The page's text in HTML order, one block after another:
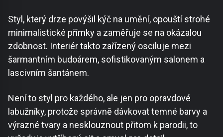
Styl, který drze povýšil kýč na umění, opouští strohé
minimalistické přímky a zaměřuje se na okázalou
zdobnost. Interiér takto zařízený osciluje mezi
šarmantním budoárem, sofistikovaným salonem a
lascivním šantánem.
Není to styl pro každého, ale jen pro opravdové
labužníky, protože správně dávkovat temné barvy a
výrazné tvary a nesklouznout přitom k parodii, to